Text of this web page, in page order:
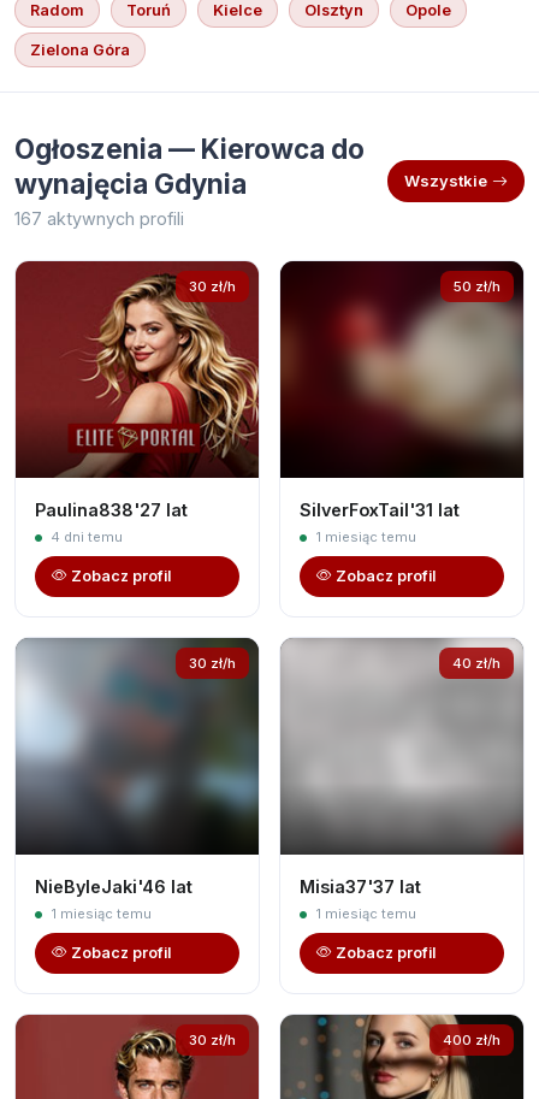
Radom Toruń Kielce Olsztyn Opole
Zielona Góra
Ogłoszenia — Kierowca do
wynajęcia Gdynia
167 aktywnych profili
Wszystkie
30 zł/h
Paulina838'27 lat
4 dni temu
Zobacz profil
50 zł/h
SilverFoxTail'31 lat
1 miesiąc temu
Zobacz profil
30 zł/h
NieByleJaki'46 lat
1 miesiąc temu
Zobacz profil
40 zł/h
Misia37'37 lat
1 miesiąc temu
Zobacz profil
30 zł/h 400 zł/h